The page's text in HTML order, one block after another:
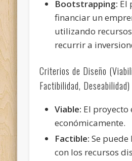
Bootstrapping: El
financiar un
utilizando
recurrir a
Criterios de Diseño
Factibilidad, Deseabilidad)
Viable: El proyecto
económicamente.
Factible: Se puede
con los recursos